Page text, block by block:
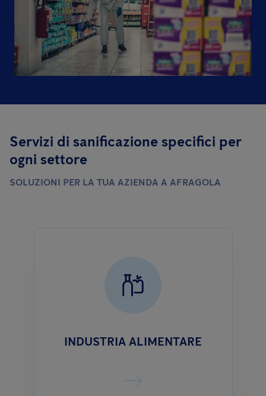
Servizi di sanificazione specifici per
ogni settore
SOLUZIONI PER LA TUA AZIENDA A AFRAGOLA
INDUSTRIA ALIMENTARE